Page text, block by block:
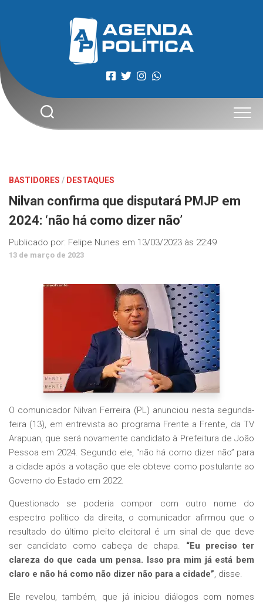
BASTIDORES / DESTAQUES
Nilvan confirma que disputará PMJP em
2024: ‘não há como dizer não’
Publicado por: Felipe Nunes em 13/03/2023 às 22:49
13 de março de 2023
O comunicador Nilvan Ferreira (PL) anunciou nesta segunda-
feira (13), em entrevista ao programa Frente a Frente, da TV
Arapuan, que será novamente candidato à Prefeitura de João
Pessoa em 2024. Segundo ele, “não há como dizer não” para
a cidade após a votação que ele obteve como postulante ao
Governo do Estado em 2022.
Questionado se poderia compor com outro nome do
espectro político da direita, o comunicador afirmou que o
resultado do último pleito eleitoral é um sinal de que deve
ser candidato como cabeça de chapa. “Eu preciso ter
clareza do que cada um pensa. Isso pra mim já está bem
claro e não há como não dizer não para a cidade”, disse.
Ele revelou, também, que já iniciou diálogos com nomes